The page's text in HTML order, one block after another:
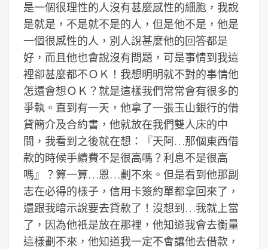
是一個很理性的人沒有甚麼感性的細胞，我說
是就是，不是就不是的人，但是他不是，他是
一個很感性的人，別人說甚麼他的回答都是
好，而且他也會說沒有問題，可是事情到我這
裡卻甚麼都不ＯＫ！我想明明就不對的事情他
怎還會想ＯＫ？就是這樣我們常常會有很多的
爭執。直到有一天，他拿了一張玉山銀行的借
貸簡介及合約書，他就放在我們雙人床的中
間，我看到之後就在想：『天阿…那個東西借
款的時候手續費不是很高嗎？利息不是很高
嗎』？算一算…恩…劃不來。但是看到他那副
志在必得的樣子，信用卡簽約單都拿回來了，
還跟我暗示說要去貸款了！沒想到…我就上當
了，因為他衹是放在那裡，他知道我會去衡量
這樣劃不來，他知道我一定不會讓他去借款，